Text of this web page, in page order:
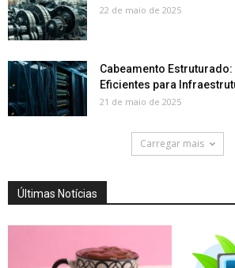
22 de maio de 2025
Cabeamento
Eficientes para
21 de maio de 2025
Carregar mais
Últimas Notícias